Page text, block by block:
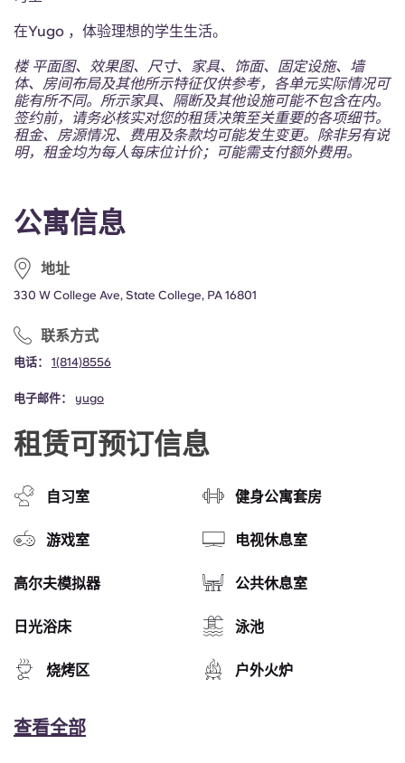
公寓信息
地址
330 W College Ave, State College, PA 16801
联系方式
电话： 1(814)8556
电子邮件： yugo
租赁可预订信息
自习室 健身公寓套房
游戏室 电视休息室
高尔夫模拟器 公共休息室
日光浴床 泳池
烧烤区 户外火炉
查看全部
在Yugo ，体验理想的学生生活。
楼 平面图、效果图、尺寸、家具、饰面、固定设施、墙
体、房间布局及其他所示特征仅供参考，各单元实际情况可
能有所不同。所示家具、隔断及其他设施可能不包含在内。
签约前，请务必核实对您的租赁决策至关重要的各项细节。
租金、房源情况、费用及条款均可能发生变更。除非另有说
明，租金均为每人每床位计价；可能需支付额外费用。